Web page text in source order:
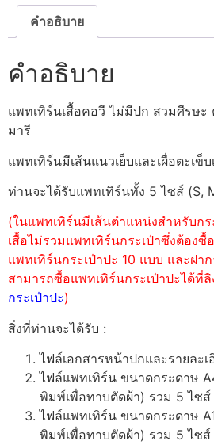
คำอธิบาย
คำอธิบาย
แพทเทิร์นเสื้อคอวี ไม่มีปก สวมศีรษะ
มารี
แพทเทิร์นมีเส้นแนวเย็บและเผื่อตะเข็บ
ท่านจะได้รับแพทเทิร์นทั้ง 5 ไซส์ (S,
(ในแพทเทิร์นมีเส้นตำแหน่งสำหรับก
เสื้อไม่รวมแพทเทิร์นกระเป๋าซึ่งต้อง
แพทเทิร์นกระเป๋าปะ 10 แบบ และฝา
สามารถซื้อแพทเทิร์นกระเป๋าปะได้ที่
กระเป๋าปะ)
สิ่งที่ท่านจะได้รับ :
ไฟล์เอกสารหน้าปกและรายละ
ไฟล์แพทเทิร์น ขนาดกระดาษ
พิมพ์เพื่อทาบตัดผ้า) รวม 5 ไซส์
ไฟล์แพทเทิร์น ขนาดกระดาษ
พิมพ์เพื่อทาบตัดผ้า) รวม 5 ไซส์